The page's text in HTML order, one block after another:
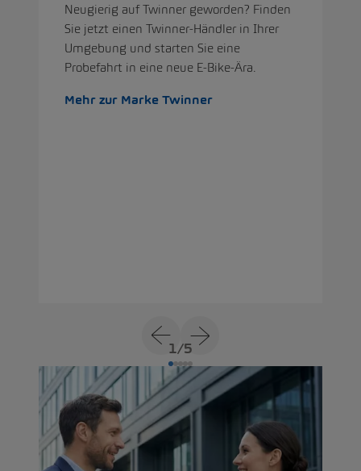
Neugierig auf Twinner geworden? Finden
Sie jetzt einen Twinner-Händler in Ihrer
Umgebung und starten Sie eine
Probefahrt in eine neue E-Bike-Ära.
Mehr zur Marke Twinner
1/5